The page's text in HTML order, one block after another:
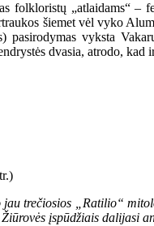
folkloristų „atlaidams“
šiemet vėl vyko
pasirodymas vyksta
dvasia, atrodo,
jau trečiosios „Ratilio“
įspūdžiais dalijasi